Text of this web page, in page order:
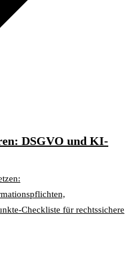
DSGVO und KI-
Checkliste für rechtssichere